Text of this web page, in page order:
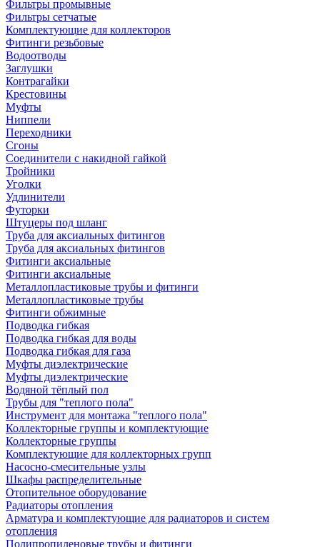
Фильтры промывные
Фильтры сетчатые
Комплектующие для коллекторов
Фитинги резьбовые
Водоотводы
Заглушки
Контрагайки
Крестовины
Муфты
Ниппели
Переходники
Сгоны
Соединители с накидной гайкой
Тройники
Уголки
Удлинители
Футорки
Штуцеры под шланг
Труба для аксиальных фитингов
Труба для аксиальных фитингов
Фитинги аксиальные
Фитинги аксиальные
Металлопластиковые трубы и фитинги
Металлопластиковые трубы
Фитинги обжимные
Подводка гибкая
Подводка гибкая для воды
Подводка гибкая для газа
Муфты диэлектрические
Муфты диэлектрические
Водяной тёплый пол
Трубы для "теплого пола"
Инструмент для монтажа "теплого пола"
Коллекторные группы и комплектующие
Коллекторные группы
Комплектующие для коллекторных групп
Насосно-смесительные узлы
Шкафы распределительные
Отопительное оборудование
Радиаторы отопления
Арматура и комплектующие для радиаторов и систем
отопления
Полипропиленовые трубы и фитинги